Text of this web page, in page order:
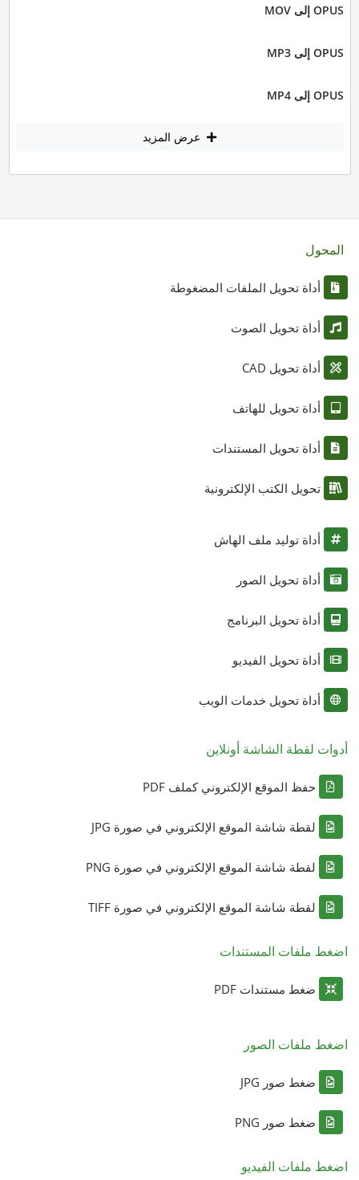
OPUS إلى MOV
OPUS إلى MP3
OPUS إلى MP4
عرض المزيد
المحول
أداة تحويل الملفات المضغوطة
أداة تحويل الصوت
أداة تحويل CAD
أداة تحويل للهاتف
أداة تحويل المستندات
تحويل الكتب الإلكترونية
أداة توليد ملف الهاش
أداة تحويل الصور
أداة تحويل البرنامج
أداة تحويل الفيديو
أداة تحويل خدمات الويب
أدوات لقطة الشاشة أونلاين
حفظ الموقع الإلكتروني كملف PDF
لقطة شاشة الموقع الإلكتروني في صورة JPG
لقطة شاشة الموقع الإلكتروني في صورة PNG
لقطة شاشة الموقع الإلكتروني في صورة TIFF
اضغط ملفات المستندات
ضغط مستندات PDF
اضغط ملفات الصور
ضغط صور JPG
ضغط صور PNG
اضغط ملفات الفيديو